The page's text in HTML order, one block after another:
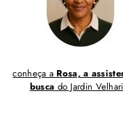
conheça a Rosa, a
busca do Jardin